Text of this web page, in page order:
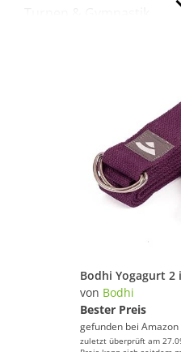
von Bodhi
Bester Preis
gefunden bei Amazon
zuletzt überprüft am